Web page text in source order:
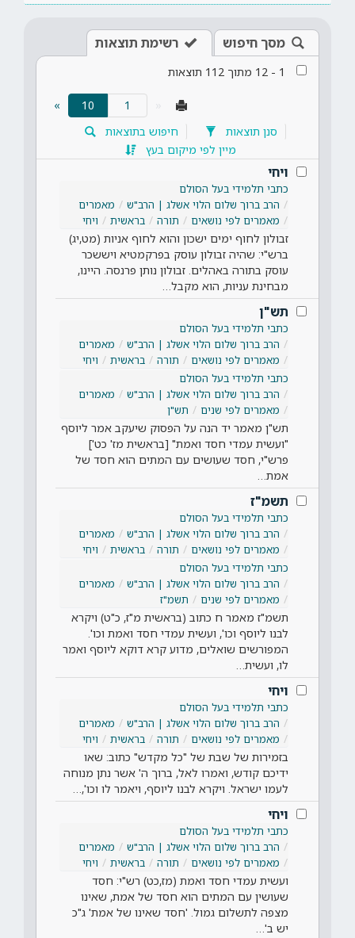
מסך חיפוש רשימת תוצאות
1
-
12 מתוך 112 תוצאות
10
»
סנן תוצאות
חיפוש בתוצאות
מיין לפי מיקום בעץ
ויחי
כתבי תלמידי בעל הסולם
הרב ברוך שלום הלוי אשלג | הרב"ש
מאמרים
מאמרים לפי נושאים
תורה בראשית ויחי
זבולון לחוף ימים ישכון והוא לחוף אניות (מט,יג)
ברש"י: שהיה זבולון עוסק בפרקמטיא ויששכר
עוסק בתורה באהלים. זבולון נותן פרנסה. היינו,
מבחינת עניות, הוא מקבל…
תש"ן
כתבי תלמידי בעל הסולם
הרב ברוך שלום הלוי אשלג | הרב"ש
מאמרים
מאמרים לפי נושאים
תורה בראשית
ויחי
כתבי תלמידי בעל הסולם
הרב ברוך שלום הלוי אשלג | הרב"ש
מאמרים
מאמרים לפי שנים
תש"ן
תש"ן מאמר יד הנה על הפסוק שיעקב אמר ליוסף
"ועשית עמדי חסד ואמת" [בראשית מז' כט']
פרש"י, חסד שעושים עם המתים הוא חסד של
אמת…
תשמ"ז
כתבי תלמידי בעל הסולם
הרב ברוך שלום הלוי אשלג | הרב"ש
מאמרים
מאמרים לפי נושאים
תורה בראשית
ויחי
כתבי תלמידי בעל הסולם
הרב ברוך שלום הלוי אשלג | הרב"ש
מאמרים
מאמרים לפי שנים
תשמ"ז
תשמ"ז מאמר ח כתוב (בראשית מ"ז, כ"ט) ויקרא
לבנו ליוסף וכו', ועשית עמדי חסד ואמת וכו'.
המפורשים שואלים, מדוע קרא דוקא ליוסף ואמר
לו, ועשית…
ויחי
כתבי תלמידי בעל הסולם
הרב ברוך שלום הלוי אשלג | הרב"ש
מאמרים
מאמרים לפי נושאים
תורה בראשית ויחי
בזמירות של שבת של "כל מקדש" כתוב: שאו
ידיכם קודש, ואמרו לאל, ברוך ה' אשר נתן מנוחה
לעמו ישראל. ויקרא לבנו ליוסף, ויאמר לו וכו',…
ויחי
כתבי תלמידי בעל הסולם
הרב ברוך שלום הלוי אשלג | הרב"ש
מאמרים
מאמרים לפי נושאים
תורה בראשית ויחי
ועשית עמדי חסד ואמת (מז,כט) רש"י: חסד
שעושין עם המתים הוא חסד של אמת, שאינו
מצפה לתשלום גמול. 'חסד שאינו של אמת' ג"כ
יש ב'…